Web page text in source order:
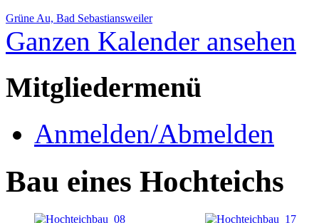
Grüne Au, Bad Sebastiansweiler
Ganzen Kalender ansehen
Mitgliedermenü
Anmelden/Abmelden
Bau eines Hochteichs